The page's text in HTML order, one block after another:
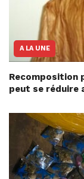
A LA UNE
Recomposition
peut se réduire